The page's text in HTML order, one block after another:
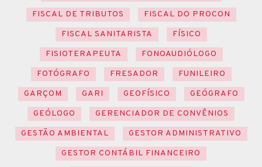
FISCAL DE TRIBUTOS
FISCAL DO PROCON
FISCAL SANITARISTA
FÍSICO
FISIOTERAPEUTA
FONOAUDIÓLOGO
FOTÓGRAFO
FRESADOR
FUNILEIRO
GARÇOM
GARI GEOFÍSICO
GEÓGRAFO
GEÓLOGO
GERENCIADOR DE CONVÊNIOS
GESTÃO AMBIENTAL
GESTOR ADMINISTRATIVO
GESTOR CONTÁBIL FINANCEIRO